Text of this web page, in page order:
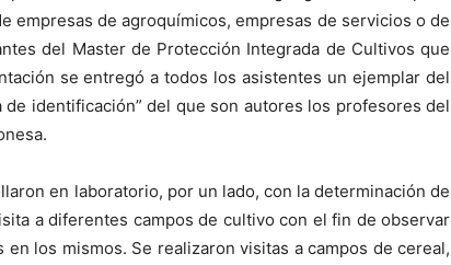
empresas de agroquímicos, empresas de servicios o de
del Master de Protección Integrada de Cultivos que
se entregó a todos los asistentes un ejemplar del
de identificación” del que son autores los profesores del
en laboratorio, por un lado, con la determinación de
a diferentes campos de cultivo con el fin de observar
los mismos. Se realizaron visitas a campos de cereal,